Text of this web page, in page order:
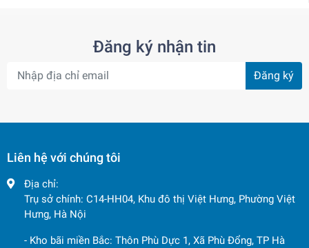
Đăng ký nhận tin
Đăng ký
Liên hệ với chúng tôi
Địa chỉ:
Trụ sở chính: C14-HH04, Khu đô thị Việt Hưng, Phường Việt
Hưng, Hà Nội
- Kho bãi miền Bắc: Thôn Phù Dực 1, Xã Phù Đổng, TP Hà